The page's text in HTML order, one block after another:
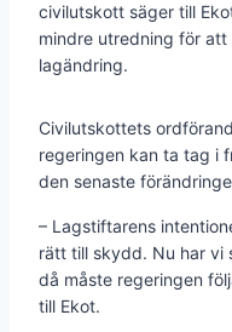
civilutskott säger till
mindre utredning för
lagändring.
Civilutskottets
regeringen kan ta tag i
den senaste
– Lagstiftarens
rätt till skydd. Nu har
då måste regeringen
till Ekot.